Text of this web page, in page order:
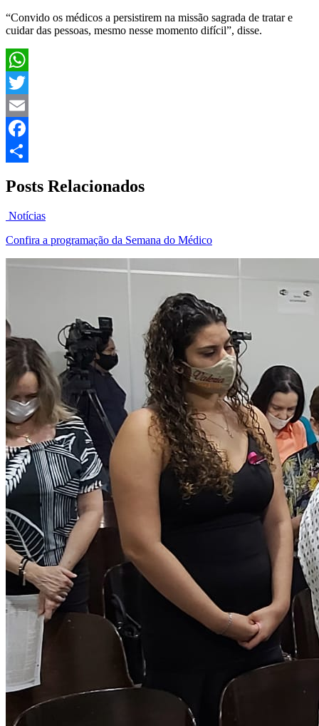
“Convido os médicos a persistirem na missão sagrada de tratar e
cuidar das pessoas, mesmo nesse momento difícil”, disse.
WhatsApp
Twitter
Email
Facebook
Posts Relacionados
Notícias
Confira a programação da Semana do Médico